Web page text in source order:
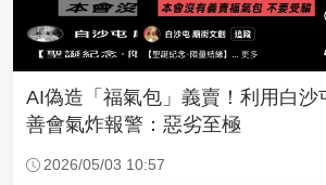
AI偽造「福氣包」義賣！利用白
善會氣炸報警：惡劣至極
2026/05/03 10:57